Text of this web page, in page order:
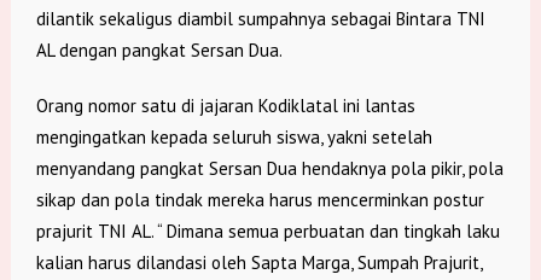
dilantik sekaligus diambil sumpahnya sebagai Bintara TNI
AL dengan pangkat Sersan Dua.
Orang nomor satu di jajaran Kodiklatal ini lantas
mengingatkan kepada seluruh siswa, yakni setelah
menyandang pangkat Sersan Dua hendaknya pola pikir, pola
sikap dan pola tindak mereka harus mencerminkan postur
prajurit TNI AL. “ Dimana semua perbuatan dan tingkah laku
kalian harus dilandasi oleh Sapta Marga, Sumpah Prajurit,